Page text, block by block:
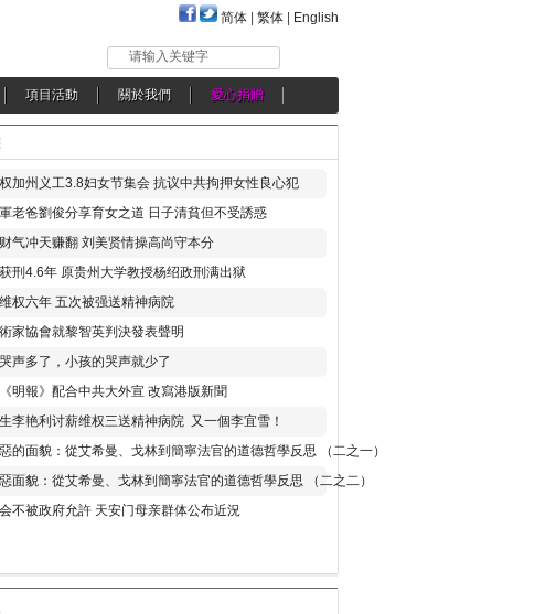
简体 繁体 English
请输入关键字
項目活動 關於我們 愛心捐贈
加州义工3.8妇女节集会 抗议中共拘押女性良心犯
老爸劉俊分享育女之道 日子清貧但不受誘惑
气冲天赚翻 刘美贤情操高尚守本分
刑4.6年 原贵州大学教授杨绍政刑满出狱
权六年 五次被强送精神病院
家協會就黎智英判決發表聲明
声多了，小孩的哭声就少了
明報》配合中共大外宣 改寫港版新聞
李艳利讨薪维权三送精神病院 又一個李宜雪！
的面貌：從艾希曼、戈林到簡寧法官的道德哲學反思 （二之一）
面貌：從艾希曼、戈林到簡寧法官的道德哲學反思 （二之二）
不被政府允許 天安门母亲群体公布近況